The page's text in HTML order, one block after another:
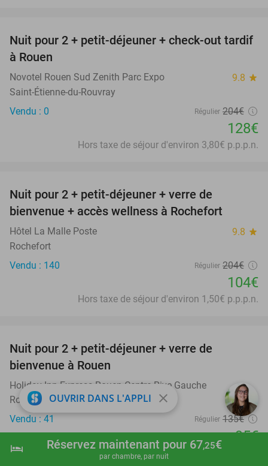
shopping_cart Réserver maintenant
hotel Réservez maintenant pour 67,25€
par chambre, par nuit
37%
Nuit pour 2 + petit-déjeuner + check-out tardif
à Rouen
Novotel Rouen Sud Zenith Parc Expo 9.8 star
Saint-Étienne-du-Rouvray
Vendu : 0
Régulier 204€
128€
Hors taxe de séjour d'environ 3,80€ p.p.p.n.
Nuit pour 2 + petit-déjeuner + verre de
bienvenue + accès wellness à Rochefort
Hôtel La Malle Poste 9.8 star
Rochefort
Vendu : 140
Régulier 204€
104€
Hors taxe de séjour d'environ 1,50€ p.p.p.n.
Nuit pour 2 + petit-déjeuner + verre de
bienvenue à Rouen
Holiday Inn Express Rouen-Centre Rive Gauche
Rouen
Vendu : 41
Régulier 135€
95€
Hors taxe de séjour d'environ 1,40€ p.p.p.n.
OUVRIR DANS L'APPLI close